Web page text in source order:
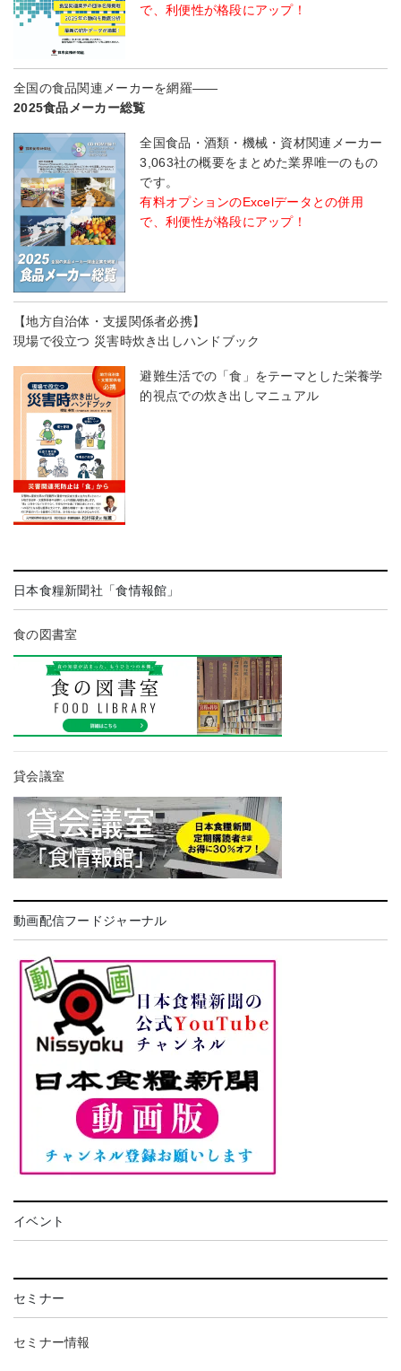
で、利便性が格段にアップ！
全国の食品関連メーカーを網羅――
2025食品メーカー総覧
全国食品・酒類・機械・資材関連メーカー
3,063社の概要をまとめた業界唯一のもの
です。
有料オプションのExcelデータとの併用
で、利便性が格段にアップ！
【地方自治体・支援関係者必携】
現場で役立つ 災害時炊き出しハンドブック
避難生活での「食」をテーマとした栄養学
的視点での炊き出しマニュアル
日本食糧新聞社「食情報館」
食の図書室
貸会議室
動画配信フードジャーナル
イベント
セミナー
セミナー情報